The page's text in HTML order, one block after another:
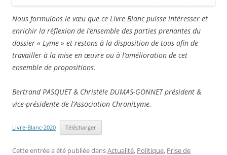
Nous formulons le vœu que ce Livre Blanc puisse intéresser et
enrichir la réflexion de l’ensemble des parties prenantes du
dossier « Lyme » et restons à la disposition de tous afin de
travailler à la mise en œuvre ou à l’amélioration de cet
ensemble de propositions.
Bertrand PASQUET & Christèle DUMAS-GONNET président &
vice-présidente de l’Association ChroniLyme.
Livre-Blanc-2020 Télécharger
Cette entrée a été publiée dansActualité, Politique, Prise de